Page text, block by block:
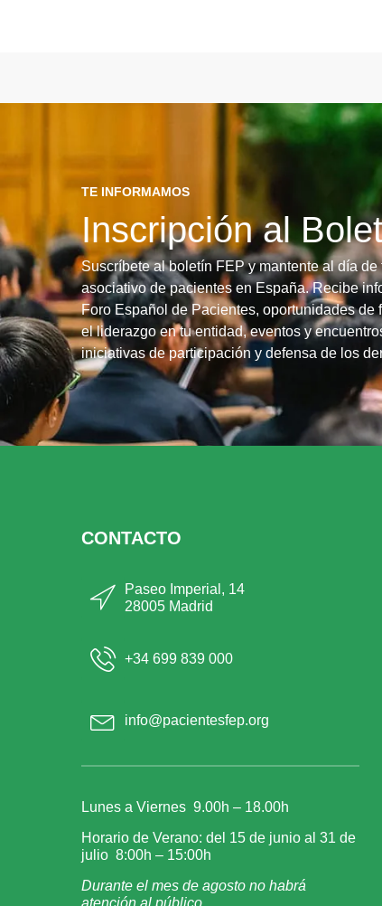
TE INFORMAMOS
Inscripción al
Suscríbete al boletín FEP y mantente al día
asociativo de pacientes en España. Recibe
Foro Español de Pacientes, oportunidades de
el liderazgo en tu entidad, eventos y
iniciativas de participación y defensa de los
CONTACTO
Paseo Imperial, 14
28005 Madrid
+34 699 839 000
info@pacientesfep.org
Lunes a Viernes 9.00h – 18.00h
Horario de Verano: del 15 de junio al 31 de
julio 8:00h – 15:00h
Durante el mes de agosto no habrá
atención al público.